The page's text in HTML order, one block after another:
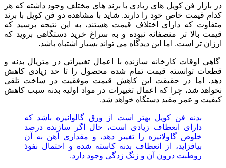
در بازار فن کویل های زیادی با برند های مختلف وجود داشته که هر
کدام قیمت خاص خود را دارند. شاید با مشاهده دو فن کویل با برند
متفاوت که دارای اختلاف قیمت هستند، به این نتیجه برسید که
قیمت بالا تر منصفانه نبوده و به سراغ خرید دستگاهی بروید که
ارزان تر است. اما این دیدگاه می تواند بسیار اشتباه باشد.
گاهی اوقات کارخانه سازنده با اعمال تغییراتی در متریال بدنه و
قطعات توانسته قیمت تمام شده محصول را تا حد زیادی کاهش
دهد. اما در حقیقت این کاهش قیمت موفقیت در ساخت تلقی
نخواهد شد، چرا که اعمال تغییرات در مواد اولیه بدنه سبب کاهش
کیفیت و عمر مفید دستگاه خواهد شد.
بدنه فن کویل بهتر است از ورق گالوانیزه باشد که
دارای انعطاف زیادی است، حال اگر سازنده درصد
خلوص گاولانیزه را تغییر دهد، و مقداری آهن به آن
بیافزاید، از انعطاف بدنه کاسته شده و احتمال نفوذ
روطبت درون آن و زنگ زدگی وجود دارد.